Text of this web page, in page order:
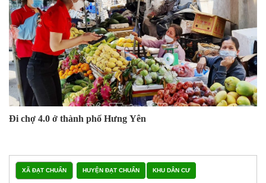
Đi chợ 4.0 ở thành phố Hưng Yên
XÃ ĐẠT CHUẨN HUYỆN ĐẠT CHUẨN KHU DÂN CƯ